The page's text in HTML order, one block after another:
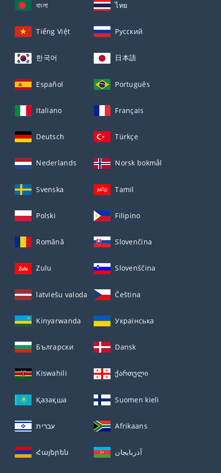
বাংলা ไทย
Tiếng Việt Русский
한국어 日本語
Español Português
Italiano Français
Deutsch Türkçe
Nederlands Norsk bokmål
Svenska Tamil
Polski Filipino
Română Slovenčina
Zulu Slovenščina
latviešu valoda Čeština
Kinyarwanda Українська
Български Dansk
Kiswahili ქართული
Қазақша Suomen kieli
עברית Afrikaans
Հայերեն آذربايجان